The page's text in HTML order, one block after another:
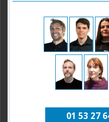
01 53 27